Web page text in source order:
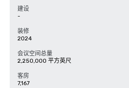
建设
-
装修
2024
会议空间总量
2,250,000 平方英尺
客房
7,167